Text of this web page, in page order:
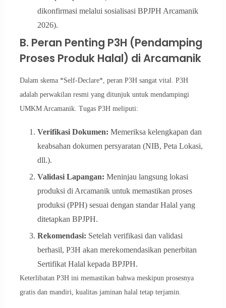
dikonfirmasi melalui sosialisasi BPJPH Arcamanik
2026).
B. Peran Penting P3H (Pendamping
Proses Produk Halal) di Arcamanik
Dalam skema *Self-Declare*, peran P3H sangat vital. P3H
adalah perwakilan resmi yang ditunjuk untuk mendampingi
UMKM Arcamanik. Tugas P3H meliputi:
Verifikasi Dokumen: Memeriksa kelengkapan dan
keabsahan dokumen persyaratan (NIB, Peta Lokasi,
dll.).
Validasi Lapangan: Meninjau langsung lokasi
produksi di Arcamanik untuk memastikan proses
produksi (PPH) sesuai dengan standar Halal yang
ditetapkan BPJPH.
Rekomendasi: Setelah verifikasi dan validasi
berhasil, P3H akan merekomendasikan penerbitan
Sertifikat Halal kepada BPJPH.
Keterlibatan P3H ini memastikan bahwa meskipun prosesnya
gratis dan mandiri, kualitas jaminan halal tetap terjamin.